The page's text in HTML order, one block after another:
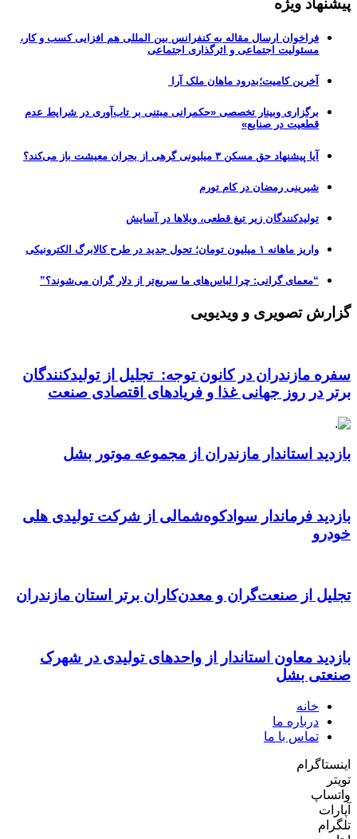
پیشنهاد ویژه
فراخوان ارسال مقاله به کنفرانس بین المللی هم افزایی کسب و کار،
مسئولیت اجتماعی و اثرگذاری اجتماعی
آخرین کامیت؛بدرود ماهان ملک آرا
برگزاری وبینار تخصصی «حکمرانی مبتنی بر تاب‌آوری در شرایط عدم
قطعیت در صنایع»
آیا پیشنهاد حق مسکن ۳ میلیونی گرهی از بحران معیشت باز می‌کند؟
شیرینی رمضان در کام تورم
تولیدکنندگان زیر تیغ قطعی، ویلاها در آسایش
واریز ماهانه ۱ میلیون تومان؛ تحول جدید در طرح کالابرگ الکترونیکی
“معمای گرانی: چرا لباس‌های ما سریع‌تر از دلار گران می‌شوند؟”
گزارش تصویری و ویدیویی
سفره مازندران در کانون توجه: تجلیل از تولیدکنندگان
برتر در روز جهانی غذا و فریادهای اقتصادی صنعت
بازدید استاندار مازندران از مجموعه موتور بشل
بازدید فرماندار سوادکوه‌شمالی از شرکت تولیدی هلی
خودرو
تجلیل از صنعت‌گران و معدن‌کاران برتر استان مازندران
بازدید معاون استاندار از واحدهای تولیدی در شهرک
صنعتی بشل
خانه
درباره ما
تماس با ما
اینستاگرام
تویتر
واتساپ
آپارات
تلگرام